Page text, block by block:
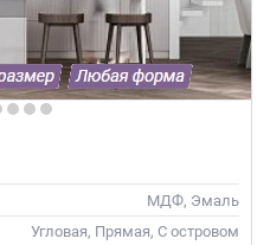
МДФ, Эмаль
Угловая, Прямая, С островом